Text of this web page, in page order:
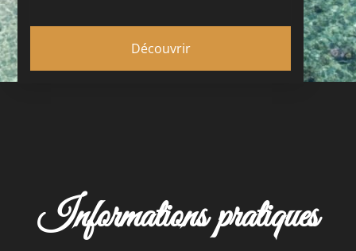
Découvrir
Informations pratiques